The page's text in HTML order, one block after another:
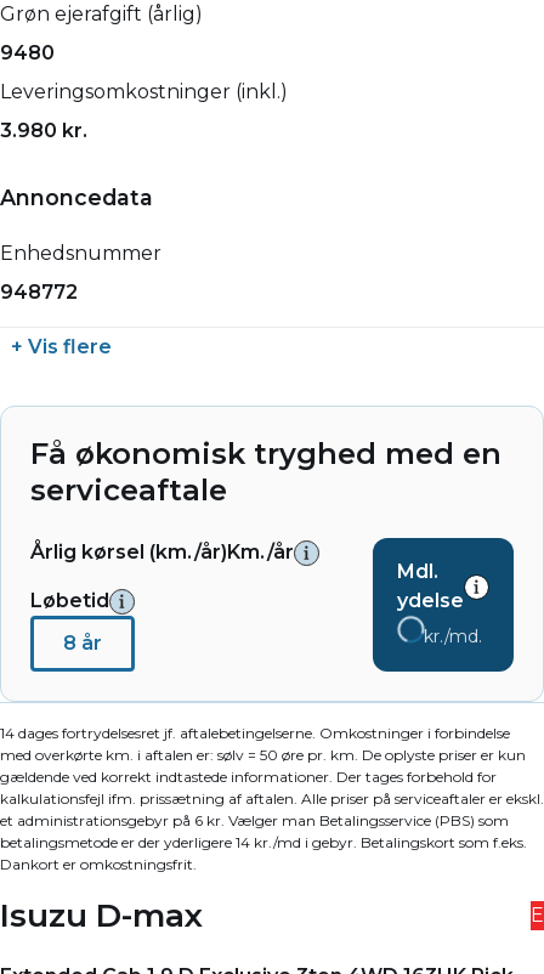
Grøn ejerafgift (årlig)
9480
Leveringsomkostninger (inkl.)
3.980 kr.
Annoncedata
Enhedsnummer
948772
+ Vis flere
Få økonomisk tryghed med en
serviceaftale
Årlig kørsel (km./år)Km./år
Løbetid
8 år
Mdl.
ydelse
kr./md.
14 dages fortrydelsesret jf. aftalebetingelserne. Omkostninger i forbindelse
med overkørte km. i aftalen er: sølv = 50 øre pr. km. De oplyste priser er kun
gældende ved korrekt indtastede informationer. Der tages forbehold for
kalkulationsfejl ifm. prissætning af aftalen. Alle priser på serviceaftaler er ekskl.
et administrationsgebyr på 6 kr. Vælger man Betalingsservice (PBS) som
betalingsmetode er der yderligere 14 kr./md i gebyr. Betalingskort som f.eks.
Dankort er omkostningsfrit.
Isuzu D-max E